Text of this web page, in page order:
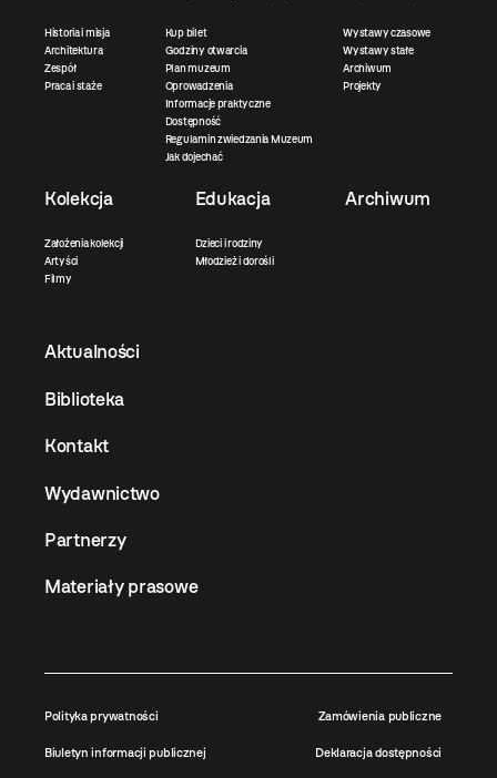
Historia i misja
Architektura
Zespół
Praca i staże
Kup bilet
Godziny otwarcia
Plan muzeum
Oprowadzenia
Informacje praktyczne
Dostępność
Regulamin zwiedzania Muzeum
Jak dojechać
Wystawy czasowe
Wystawy stałe
Archiwum
Projekty
Kolekcja
Założenia kolekcji
Artyści
Filmy
Edukacja
Dzieci i rodziny
Młodzież i dorośli
Archiwum
Aktualności
Biblioteka
Kontakt
Wydawnictwo
Partnerzy
Materiały prasowe
Polityka prywatności Zamówienia publiczne
Biuletyn informacji publicznej Deklaracja dostępności